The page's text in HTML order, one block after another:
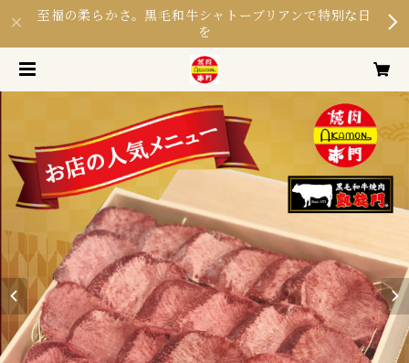
至福の柔らかさ。黒毛和牛シャトーブリアンで特別な日
を